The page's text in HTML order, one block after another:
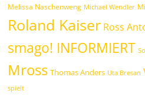
Melissa Naschenweng Michael Wendler
Roland Kaiser Ross
smago! INFORMIERT
Mross Thomas Anders Uta Bresan
spielt